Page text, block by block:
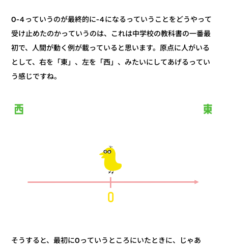
0-4っていうのが最終的に-4になるっていうことをどうやって
受け止めたのかっていうのは、これは中学校の教科書の一番最
初で、人間が動く例が載っていると思います。原点に人がいる
として、右を「東」、左を「西」、みたいにしてあげるってい
う感じですね。
そうすると、最初に0っていうところにいたときに、じゃあ